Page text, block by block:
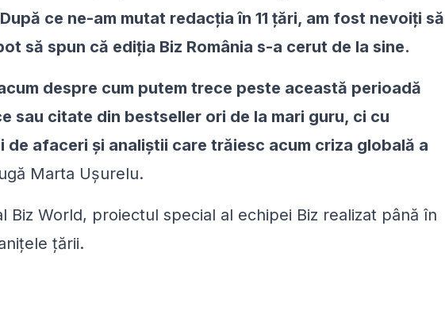
ce ne-am mutat redacția în 11 țări, am fost nevoiți să
să spun că ediția Biz România s-a cerut de la sine.
despre cum putem trece peste această perioadă
sau citate din bestseller ori de la mari guru, ci cu
de afaceri și analiștii care trăiesc acum criza globală a
Marta Ușurelu.
Biz World, proiectul special al echipei Biz realizat până în
țării.